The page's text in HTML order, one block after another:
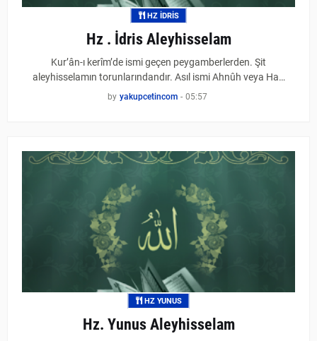
HZ İDRIS
Hz . İdris Aleyhisselam
Kur’ân-ı kerîm’de ismi geçen peygamberlerden. Şit
aleyhisselamın torunlarındandır. Asıl ismi Ahnûh veya Ha…
by yakupcetincom - 05:57
HZ YUNUS
Hz. Yunus Aleyhisselam